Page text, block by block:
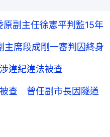
副主任徐憲平判監15年
席段成剛一審判囚終身
違紀違法被查
查 曾任副市長因隧道